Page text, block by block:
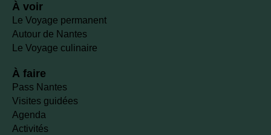
À voir
Le Voyage permanent
Autour de Nantes
Le Voyage culinaire
À faire
Pass Nantes
Visites guidées
Agenda
Activités